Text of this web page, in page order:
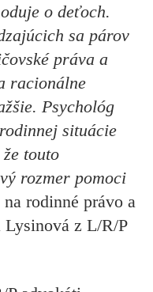
o deťoch.
sa párov
práva a
racionálne
Psychológ
situácie
touto
rozmer pomoci
rodinné právo a
z L/R/P